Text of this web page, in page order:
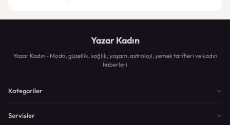
Yazar Kadın
Yazar Kadın - Moda, güzellik, sağlık, yaşam, astroloji, yemek tarifleri ve kadın
haberleri
Kategoriler
Servisler